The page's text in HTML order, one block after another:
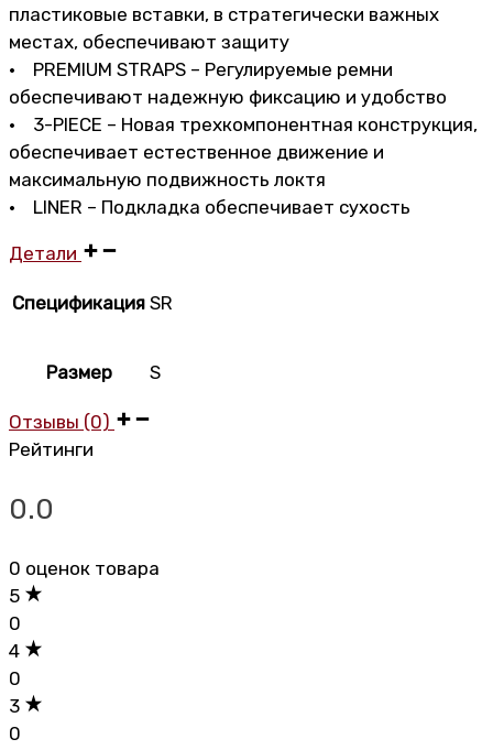
пластиковые вставки, в стратегически важных
местах, обеспечивают защиту
• PREMIUM STRAPS – Регулируемые ремни
обеспечивают надежную фиксацию и удобство
• 3-PIECE – Новая трехкомпонентная конструкция,
обеспечивает естественное движение и
максимальную подвижность локтя
• LINER – Подкладка обеспечивает сухость
Детали
Спецификация SR
Размер S
Отзывы (0)
Рейтинги
0.0
0 оценок товара
5
0
4
0
3
0